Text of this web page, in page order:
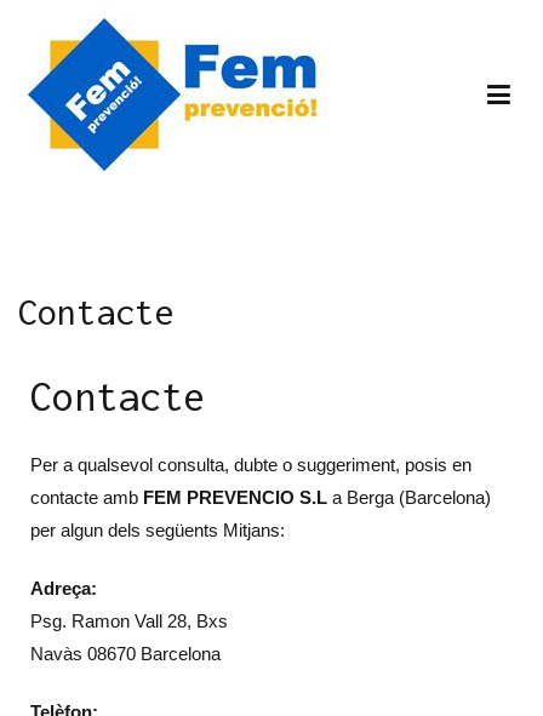
Contacte
Contacte
Per a qualsevol consulta, dubte o suggeriment, posis en
contacte amb FEM PREVENCIO S.L a Berga (Barcelona)
per algun dels següents Mitjans:
Adreça:
Psg. Ramon Vall 28, Bxs
Navàs 08670 Barcelona